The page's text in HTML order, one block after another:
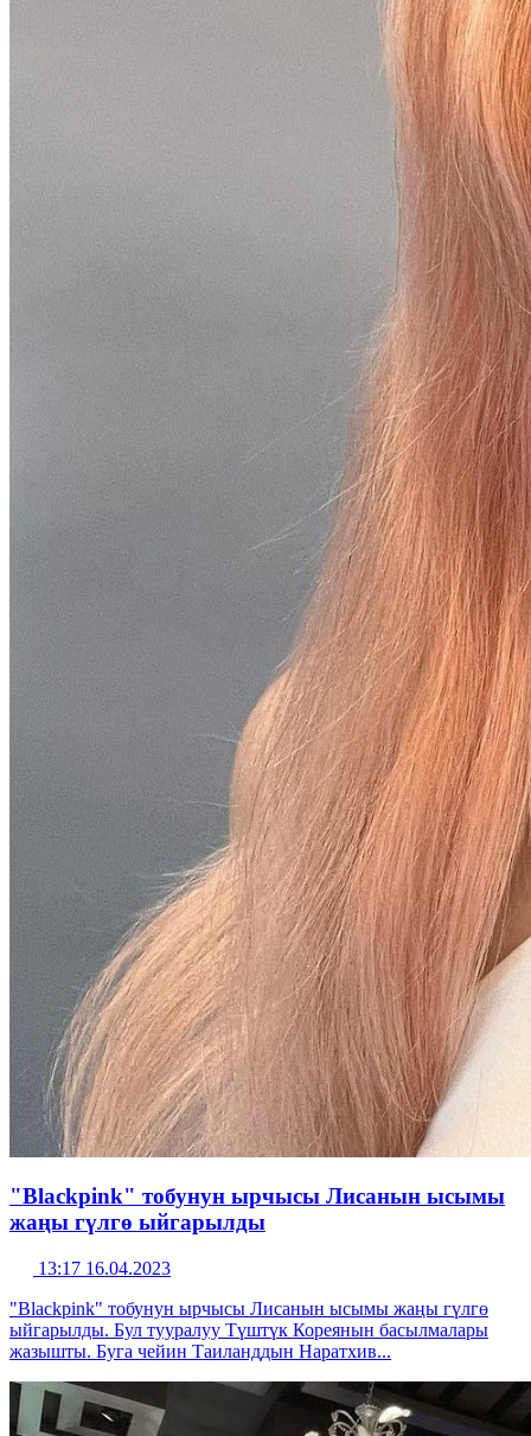
"Blackpink" тобунун ырчысы Лисанын ысымы
жаңы гүлгө ыйгарылды
13:17 16.04.2023
"Blackpink" тобунун ырчысы Лисанын ысымы жаңы гүлгө
ыйгарылды. Бул тууралуу Түштүк Кореянын басылмалары
жазышты. Буга чейин Таиланддын Наратхив...